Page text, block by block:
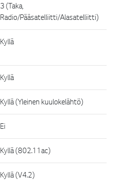
3 (Taka,
Radio/Pääsatelliitti/Alasatelliitti)
Kyllä
Kyllä
Kyllä (Yleinen kuulokelähtö)
Ei
Kyllä (802.11ac)
Kyllä (V4.2)